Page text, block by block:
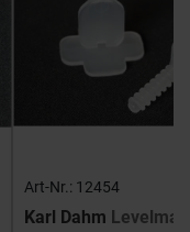
Art-Nr.: 12454
Karl Dahm Levelmac